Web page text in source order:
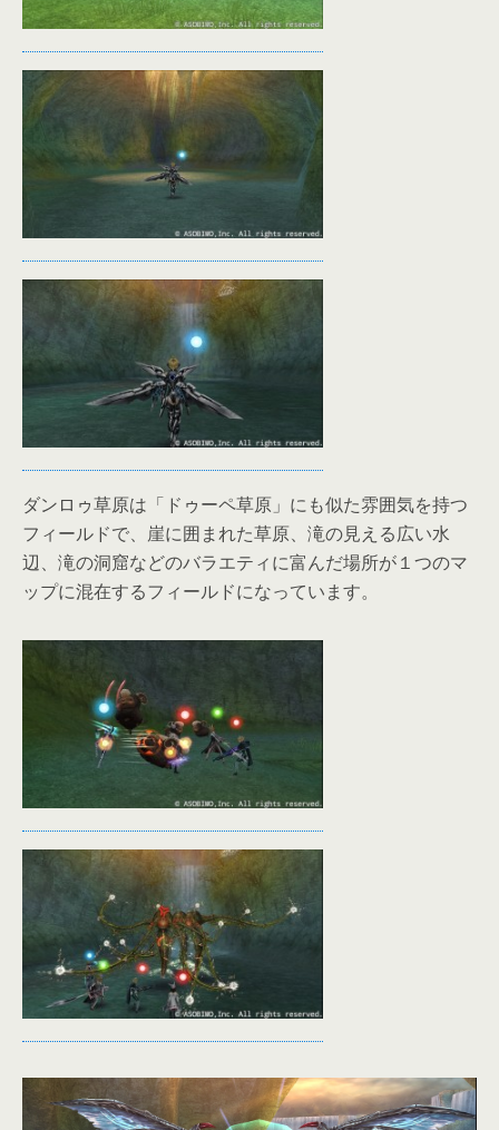
ダンロゥ草原は「ドゥーペ草原」にも似た雰囲気を持つ
フィールドで、崖に囲まれた草原、滝の見える広い水
辺、滝の洞窟などのバラエティに富んだ場所が１つのマ
ップに混在するフィールドになっています。